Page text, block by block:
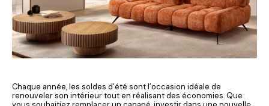
Chaque année, les soldes d’été sont l’occasion idéale de
renouveler son intérieur tout en réalisant des économies. Que